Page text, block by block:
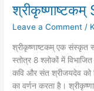
Leave a Comment /
श्रीकृष्णाष्टकम् एक संस्कृत
स्तोत्र 8 श्लोकों में
कवि और संत श्रीजयदेव को
का वर्णन करता है।
श्रीकृष्णाष्टकम्
Srikrishnaashtakam